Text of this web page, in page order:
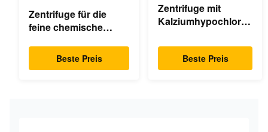
Zentrifuge für die
feine chemische
Beste Preis
Zentrifuge mit
Kalziumhypochlorid-
Beste Preis